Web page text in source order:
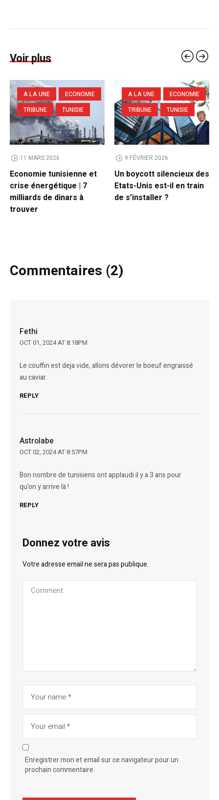
Voir plus
A LA UNE
ECONOMIE
TRIBUNE
TUNISIE
11 MARS 2026
Economie tunisienne et
crise énergétique | 7
milliards de dinars à
trouver
A LA UNE
ECONOMIE
TRIBUNE
TUNISIE
9 FÉVRIER 2026
Un boycott silencieux des
Etats-Unis est-il en train
de s’installer ?
Commentaires (2)
Fethi
OCT 01, 2024 AT 8:18PM
Le couffin est deja vide, allons dévorer le boeuf engraissé
au caviar.
REPLY
Astrolabe
OCT 02, 2024 AT 8:57PM
Bon nombre de tunisiens ont applaudi il y a 3 ans pour
qu’on y arrive là !
REPLY
Donnez votre avis
Votre adresse email ne sera pas publique.
Enregistrer mon et email sur ce navigateur pour un
prochain commentaire.